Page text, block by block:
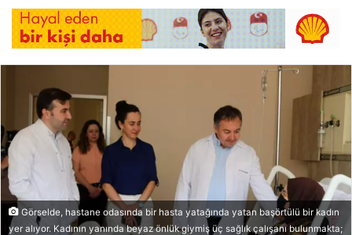
Görselde, hastane odasında bir hasta yatağında yatan başörtülü bir kadın
yer alıyor. Kadının yanında beyaz önlük giymiş üç sağlık çalışanı bulunmakta;